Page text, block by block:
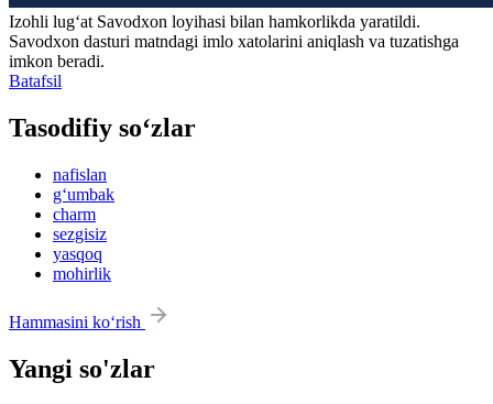
Izohli lugʻat Savodxon loyihasi bilan hamkorlikda yaratildi.
Savodxon dasturi matndagi imlo xatolarini aniqlash va tuzatishga
imkon beradi.
Batafsil
Tasodifiy so‘zlar
nafislan
g‘umbak
charm
sezgisiz
yasqoq
mohirlik
Hammasini ko‘rish
Yangi so'zlar